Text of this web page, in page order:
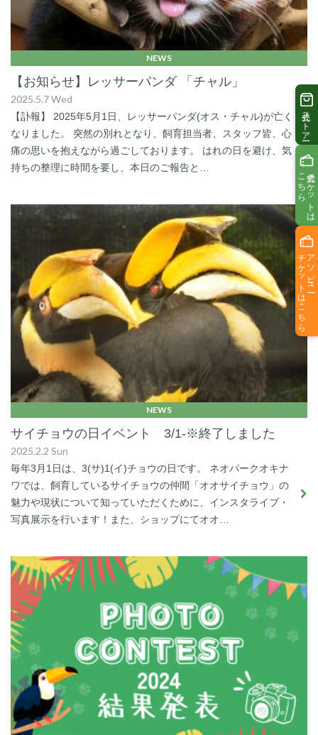
NEWS
【お知らせ】レッサーパンダ 「チャル」
2025.5.7 Wed
【訃報】 2025年5月1日、レッサーパンダ(オス・チャル)が亡く
なりました。 突然の別れとなり、飼育担当者、スタッフ皆、心
痛の思いを抱えながら過ごしております。 はれの日を避け、気
持ちの整理に時間を要し、本日のご報告と…
NEWS
サイチョウの日イベント 3/1-※終了しました
2025.2.2 Sun
毎年3月1日は、3(サ)1(イ)チョウの日です。 ネオパークオキナ
ワでは、飼育しているサイチョウの仲間「オオサイチョウ」の
魅力や現状について知っていただくために、インスタライブ・
写真展示を行います！また、ショップにてオオ…
公式ストアー
公式チケットは
こちら
アソビュー
チケットはこちら